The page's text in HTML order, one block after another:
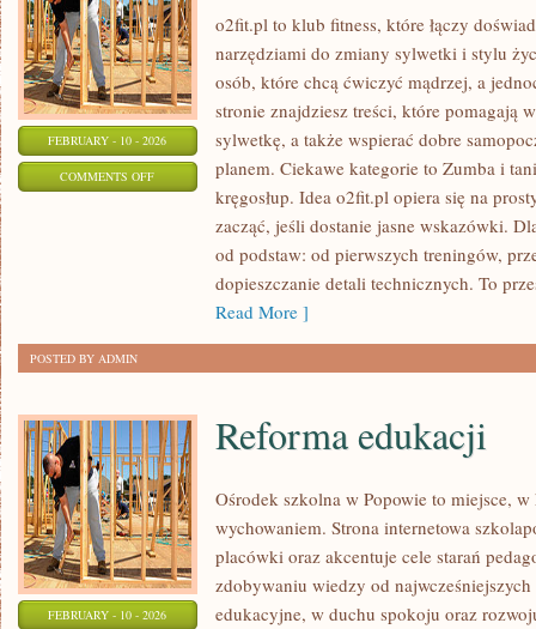
FEBRUARY - 10 - 2026
COMMENTS OFFON
SUPLEMENTACJA
o2fit.pl to klub fitness, które łączy
narzędziami do zmiany sylwetki i stylu
osób, które chcą ćwiczyć mądrzej, a
stronie znajdziesz treści, które pomagają
sylwetkę, a także wspierać dobre
planem. Ciekawe kategorie to Zumba i
kręgosłup. Idea o2fit.pl opiera się na
zacząć, jeśli dostanie jasne wskazówki.
od podstaw: od pierwszych treningów,
dopieszczanie detali technicznych. To
Read More ]
POSTED BY ADMIN
FEBRUARY - 10 - 2026
Reforma edukacji
Ośrodek szkolna w Popowie to miejsce, w
wychowaniem. Strona internetowa
placówki oraz akcentuje cele starań
zdobywaniu wiedzy od najwcześniejszych
edukacyjne, w duchu spokoju oraz